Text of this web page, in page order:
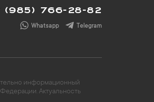
(985) 766-28-82
Whatsapp Telegram
информационный
Актуальность